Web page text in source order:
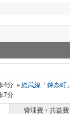
4分 総武線 「 錦糸町
7分
管理費・共益費